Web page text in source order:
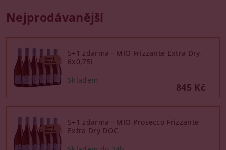
Nejprodávanější
5+1 zdarma - MIO Frizzante Extra Dry,
6x0,75l
845 Kč
5+1 zdarma - MIO Prosecco Frizzante
Extra Dry DOC